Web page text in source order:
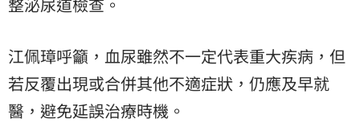
江佩璋呼籲，血尿雖然不一定代表重大疾病，但
若反覆出現或合併其他不適症狀，仍應及早就
醫，避免延誤治療時機。